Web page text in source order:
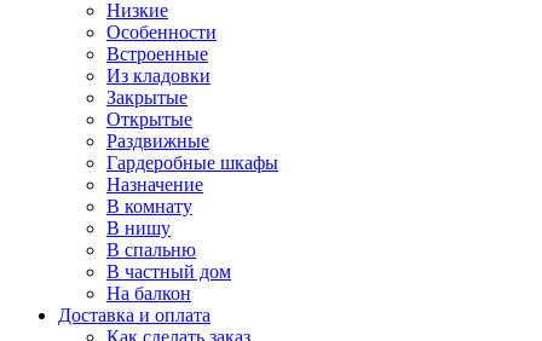
Низкие
Особенности
Встроенные
Из кладовки
Закрытые
Открытые
Раздвижные
Гардеробные шкафы
Назначение
В комнату
В нишу
В спальню
В частный дом
На балкон
Доставка и оплата
Как сделать заказ